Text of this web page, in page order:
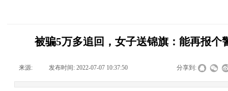
被骗5万多追回，女子送锦旗：能再报个
来源: 发布时间: 2022-07-07 10:37:50 分享到: